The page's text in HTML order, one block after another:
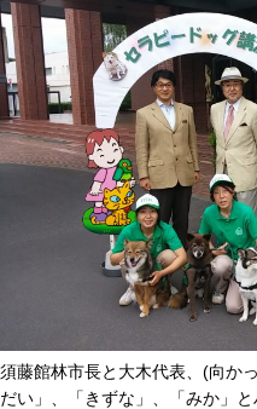
須藤館林市長と大木代表、(向か
だい」、「きずな」、「みか」